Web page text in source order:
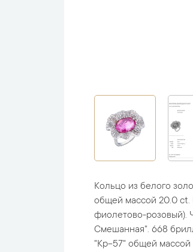
Кольцо из белого
общей массой 20.0 ct.
фиолетово-розовый).
Смешанная". 668
"Кр-57" общей массой